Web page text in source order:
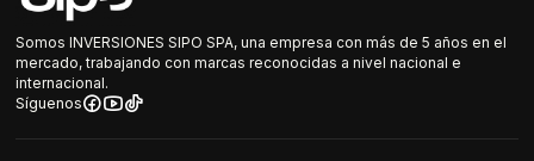
Somos INVERSIONES SIPO SPA, una empresa con más de 5 años en el
mercado, trabajando con marcas reconocidas a nivel nacional e
internacional.
Síguenos